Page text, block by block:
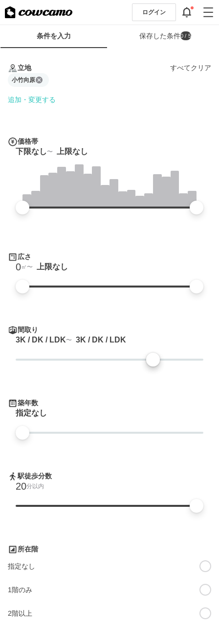
ログイン
条
条件を入力 保存した条件0 / 5
立地 すべてクリア
小竹向原
追加・変更する
価格帯
下限なし 上限なし
広さ
0㎡ 上限なし
間取り
3K / DK / LDK 3K / DK / LDK
築年数
指定なし
駅徒歩分数
20分以内
所在階
指定なし
1階のみ
2階以上